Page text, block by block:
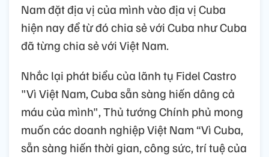
Nam đặt địa vị của mình vào địa vị Cuba
hiện nay để từ đó chia sẻ với Cuba như Cuba
đã từng chia sẻ với Việt Nam.
Nhắc lại phát biểu của lãnh tụ Fidel Castro
"Vì Việt Nam, Cuba sẵn sàng hiến dâng cả
máu của mình", Thủ tướng Chính phủ mong
muốn các doanh nghiệp Việt Nam “Vì Cuba,
sẵn sàng hiến thời gian, công sức, trí tuệ của